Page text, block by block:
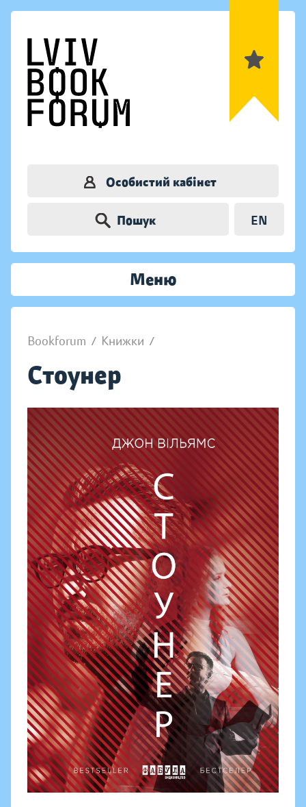
Особистий кабінет
Пошук EN
Меню
Bookforum / Книжки /
Стоунер